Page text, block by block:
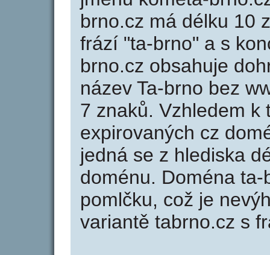
brno.cz má délku 10
frází "ta-brno" a s
brno.cz obsahuje
název Ta-brno bez
7 znaků. Vzhledem k
expirovaných cz
jedná se z hlediska
doménu. Doména
pomlčku, což je
variantě tabrno.cz s